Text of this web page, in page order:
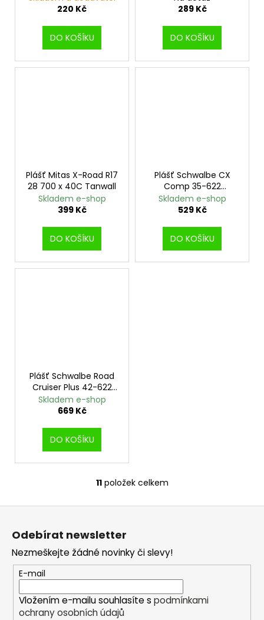
220 Kč
DO KOŠÍKU
289 Kč
DO KOŠÍKU
Plášť Mitas X-Road R17
28 700 x 40C Tanwall
Skladem e-shop
399 Kč
DO KOŠÍKU
Plášť Schwalbe CX
Comp 35-622
KevlarGuard
Skladem e-shop
529 Kč
DO KOŠÍKU
Plášť Schwalbe Road
Cruiser Plus 42-622
PunctureGuard
Skladem e-shop
669 Kč
DO KOŠÍKU
O
v
a
c
í
p
r
11položek celkem
Odebírat newsletter
Nezmeškejte žádné novinky či slevy!
E-mail
Vložením e-mailu souhlasíte s podmínkami
ochrany osobních údajů